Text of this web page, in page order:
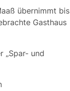
übernimmt bis
Gasthaus
„Spar- und